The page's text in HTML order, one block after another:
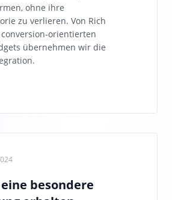
ohne ihre
zu verlieren. Von Rich
orientierten
übernehmen wir die
besondere